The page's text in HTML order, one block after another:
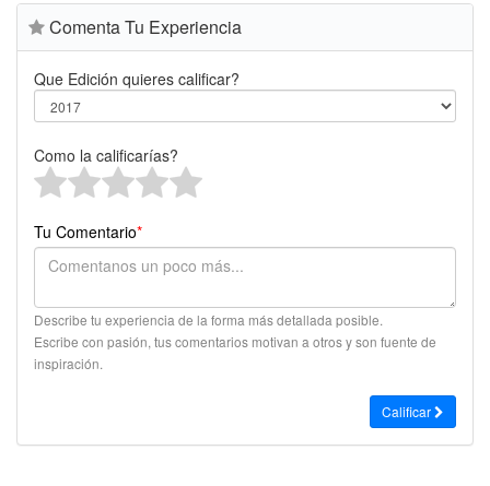
Comenta Tu Experiencia
Que Edición quieres calificar?
Como la calificarías?
Tu Comentario*
Describe tu experiencia de la forma más detallada posible.
Escribe con pasión, tus comentarios motivan a otros y son fuente de
inspiración.
Calificar